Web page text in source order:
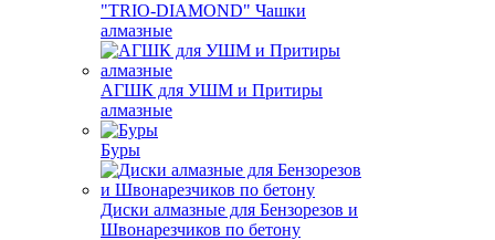
"TRIO-DIAMOND" Чашки
алмазные
АГШК для УШМ и Притиры
алмазные
Буры
Диски алмазные для Бензорезов и
Швонарезчиков по бетону